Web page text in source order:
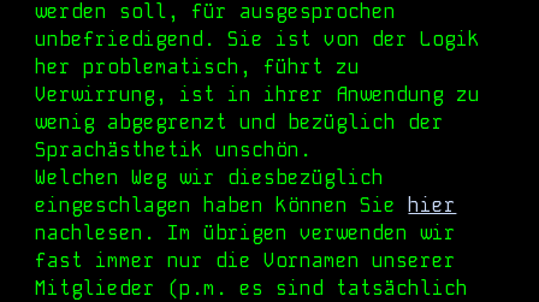
werden soll, für ausgesprochen
unbefriedigend. Sie ist von der Logik
her problematisch, führt zu
Verwirrung, ist in ihrer Anwendung zu
wenig abgegrenzt und bezüglich der
Sprachästhetik unschön.
Welchen Weg wir diesbezüglich
eingeschlagen haben können Sie hier
nachlesen. Im übrigen verwenden wir
fast immer nur die Vornamen unserer
Mitglieder (p.m. es sind tatsächlich